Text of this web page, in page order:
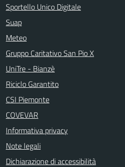
Sportello Unico Digitale
Suap
Meteo
Gruppo Caritativo San Pio X
UniTre - Bianzè
Riciclo Garantito
CSI Piemonte
COVEVAR
Informativa privacy
Note legali
Dichiarazione di accessibilità